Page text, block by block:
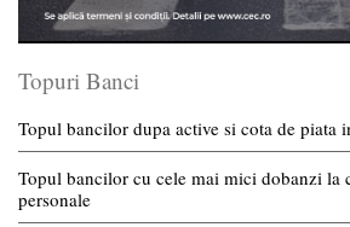
Topuri Banci
Topul bancilor dupa active si cota de piata
Topul bancilor cu cele mai mici dobanzi la
personale